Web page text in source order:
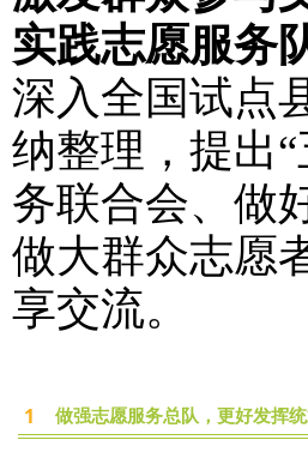
实践志愿服务
深入全国试点
纳整理，提出
务联合会、做
做大群众志愿
享交流。
1 做强志愿服务总队，更好发挥